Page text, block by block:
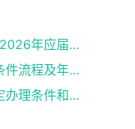
有进京指标的单位企业公司名单（2026年应届生留学生）
2026应届生北京落户政策办理的条件流程及年龄限制
2026留学生落户北京最新政策规定办理条件和材料及流程